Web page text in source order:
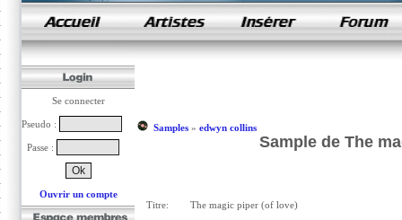
samples de rap
Se connecter
Pseudo :
Passe :
Ouvrir un compte
Samples» edwyn collins
Sample de The
Titre: The magic piper (of love)